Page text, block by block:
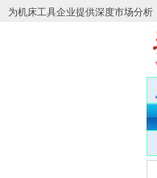
为机床工具企业提供深度